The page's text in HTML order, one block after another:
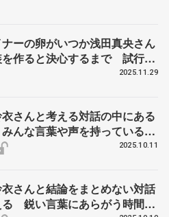
ーの卵がいつか浅田真央さん
を作ると決心するまで 試行錯
、２週間で仕上げた羽生結弦
2025.11.29
さんと考える対話の中にある
んな言葉や声を持っていると
プルな事実【後編】
2025.10.11
さんと結論をまとめない対話
る 鋭い言葉にあらがう時間